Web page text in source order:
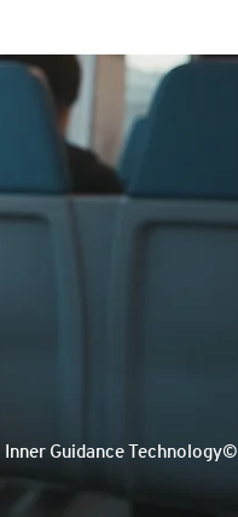
Inner Guidance Technology©